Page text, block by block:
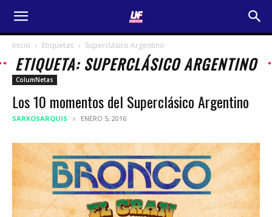
Inicio Etiquetas Superclásico Argentino
ETIQUETA: SUPERCLÁSICO ARGENTINO
ColumNetas
Los 10 momentos del Superclásico Argentino
SARKOSARQUIS ENERO 5, 2016